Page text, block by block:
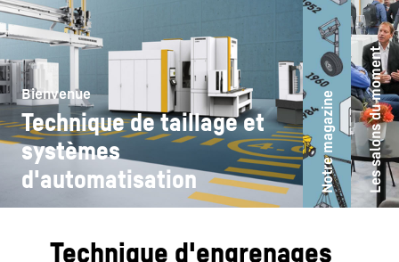
Bienvenue
Technique de taillage et
systèmes
d'automatisation
Notre magazine Les salons du moment
Technique d'engrenages